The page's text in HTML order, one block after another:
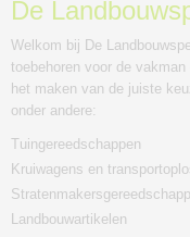
De
Welkom bij De
toebehoren voor de
het maken van de juiste
onder andere:
Tuingereedschappen
Kruiwagens en
Landbouwartikelen